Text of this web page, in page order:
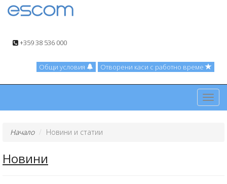
+359 38 536 000
Общи условия Отворени каси с работно време
Начало Новини и статии
Новини